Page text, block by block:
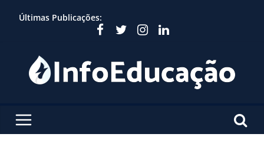
Últimas Publicações: